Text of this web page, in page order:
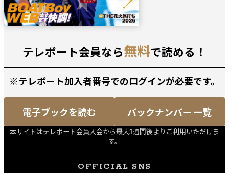
テレボート会員なら無料で読める！
※テレボート加入者番号でのログインが必要です。
電子ブックを読む バックナンバー 一覧
本サイトはテレボート会員入会から最大3週間後よりご利用いただけま
す。
OFFICIAL SNS